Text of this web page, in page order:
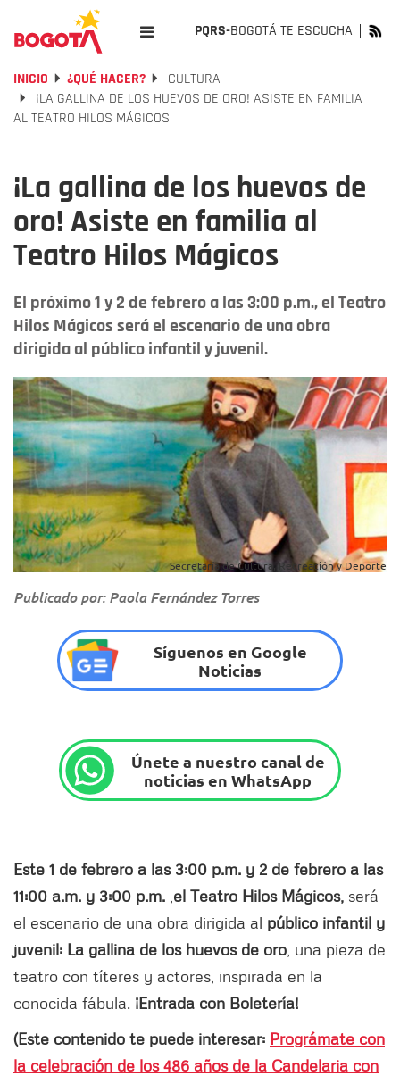
PQRS-BOGOTÁ TE ESCUCHA
INICIO ¿QUÉ HACER?
CULTURA
¡LA GALLINA DE LOS HUEVOS DE ORO! ASISTE EN FAMILIA
AL TEATRO HILOS MÁGICOS
¡La gallina de los huevos de
oro! Asiste en familia al
Teatro Hilos Mágicos
El próximo 1 y 2 de febrero a las 3:00 p.m., el Teatro
Hilos Mágicos será el escenario de una obra
dirigida al público infantil y juvenil.
Secretaría de Cultura, Recreación y Deporte
Publicado por: Paola Fernández Torres
Síguenos en Google
Noticias
Únete a nuestro canal de
noticias en WhatsApp
Este 1 de febrero a las 3:00 p.m. y 2 de febrero a las
11:00 a.m. y 3:00 p.m. el Teatro Hilos Mágicos, será
el escenario de una obra dirigida al público infantil y
juvenil: La gallina de los huevos de oro , una pieza de
teatro con títeres y actores, inspirada en la
conocida fábula. ¡Entrada con Boletería!
(Este contenido te puede interesar: Prográmate con
la celebración de los 486 años de la Candelaria con